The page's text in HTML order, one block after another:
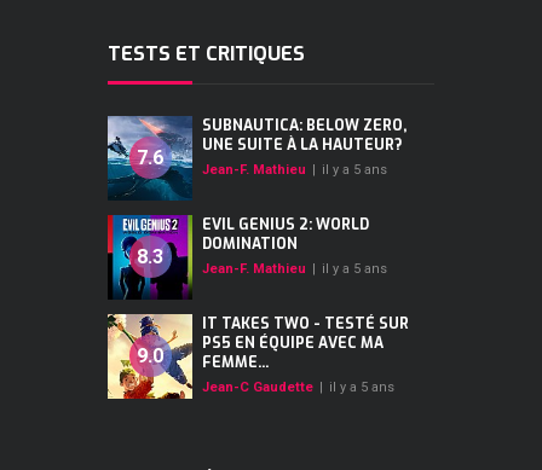
TESTS ET CRITIQUES
7.6
SUBNAUTICA: BELOW ZERO,
UNE SUITE À LA HAUTEUR?
Jean-F. Mathieu | il y a 5 ans
8.3
EVIL GENIUS 2: WORLD
DOMINATION
Jean-F. Mathieu | il y a 5 ans
9.0
IT TAKES TWO - TESTÉ SUR
PS5 EN ÉQUIPE AVEC MA
FEMME...
Jean-C Gaudette | il y a 5 ans